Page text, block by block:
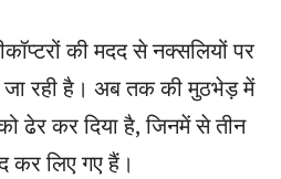
की मदद से नक्सलियों पर
जा रही है। अब तक की मुठभेड़ में
ढेर कर दिया है, जिनमें से तीन
कर लिए गए हैं।